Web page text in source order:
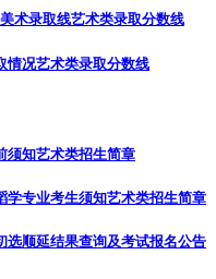
术录取线艺术类录取分数线
情况艺术类录取分数线
须知艺术类招生简章
学专业考生须知艺术类招生简章
选顺延结果查询及考试报名公告